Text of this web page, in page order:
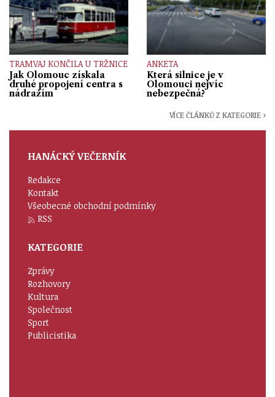
TRAMVAJ KONČILA U TRŽNICE
Jak Olomouc získala
druhé propojení centra s
nádražím
ANKETA
Která silnice je v
Olomouci nejvíc
nebezpečná?
VÍCE ČLÁNKŮ Z KATEGORIE ›
HANÁCKÝ VEČERNÍK
Redakce
Kontakt
Všeobecné obchodní podmínky
RSS
KATEGORIE
Zprávy
Rozhovory
Kultura
Společnost
Sport
Publicistika